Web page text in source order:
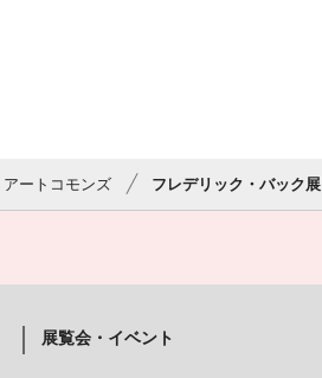
ートコモンズ フレデリック・バック展
展覧会・イベント